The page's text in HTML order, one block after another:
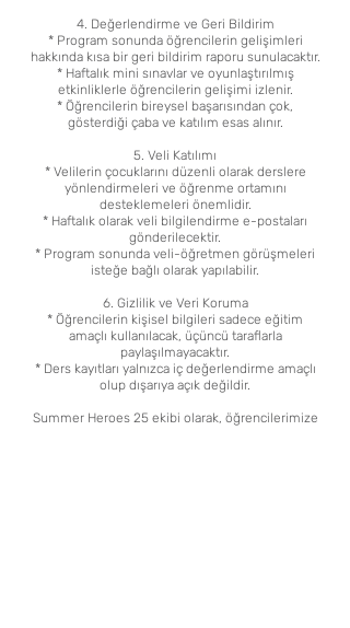
4. Değerlendirme ve Geri Bildirim
* Program sonunda öğrencilerin gelişimleri
hakkında kısa bir geri bildirim raporu sunulacaktır.
* Haftalık mini sınavlar ve oyunlaştırılmış
etkinliklerle öğrencilerin gelişimi izlenir.
* Öğrencilerin bireysel başarısından çok,
gösterdiği çaba ve katılım esas alınır.
5. Veli Katılımı
* Velilerin çocuklarını düzenli olarak derslere
yönlendirmeleri ve öğrenme ortamını
desteklemeleri önemlidir.
* Haftalık olarak veli bilgilendirme e-postaları
gönderilecektir.
* Program sonunda veli-öğretmen görüşmeleri
isteğe bağlı olarak yapılabilir.
6. Gizlilik ve Veri Koruma
* Öğrencilerin kişisel bilgileri sadece eğitim
amaçlı kullanılacak, üçüncü taraflarla
paylaşılmayacaktır.
* Ders kayıtları yalnızca iç değerlendirme amaçlı
olup dışarıya açık değildir.
Summer Heroes 25 ekibi olarak, öğrencilerimize